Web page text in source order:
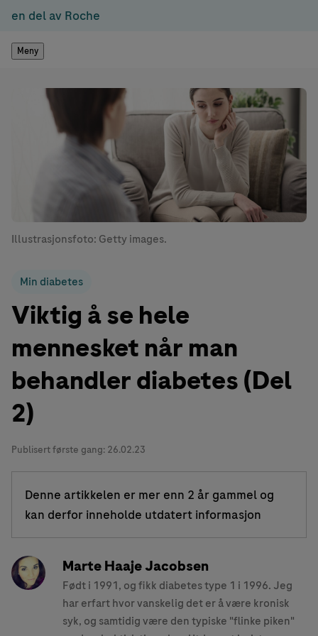
en del av Roche
Meny
Illustrasjonsfoto: Getty images.
Min diabetes
Viktig å se hele
mennesket når man
behandler diabetes (Del
2)
Publisert første gang: 26.02.23
Denne artikkelen er mer enn 2 år gammel og
kan derfor inneholde utdatert informasjon
Marte Haaje Jacobsen
Født i 1991, og fikk diabetes type 1 i 1996. Jeg
har erfart hvor vanskelig det er å være kronisk
syk, og samtidig være den typiske "flinke piken"